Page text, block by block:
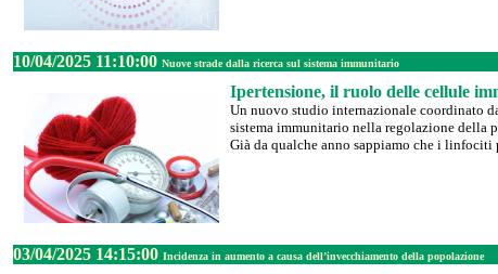
10/04/2025 11:10:00 Nuove strade dalla ricerca sul sistema immunitario
Ipertensione, il ruolo delle cellule
Un nuovo studio internazionale coordinato
sistema immunitario nella regolazione della
Già da qualche anno sappiamo che i
03/04/2025 14:15:00 Incidenza in aumento a causa dell’invecchiamento della popolazione